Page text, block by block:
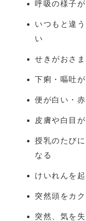
呼吸の様子
いつもと違
い
せきがおさ
下痢・嘔吐
便が白い・
皮膚や白目
授乳のたび
なる
けいれんを
突然頭をカ
突然、気を